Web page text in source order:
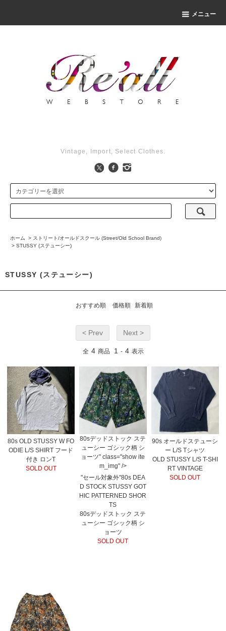
メニュー
Vintage, Import, Select Clothes.
ホーム > ストリート/オールドスクール (Street/Old School Brand)
> STUSSY (ステューシー)
STUSSY (ステューシー)
おすすめ順 価格順 新着順
< Prev Next >
全 4 商品 1 - 4 表示
80s OLD STUSSY W FO
ODIE L/S SHIRT フード
付き ロンT
SOLD OUT
80sデッドストック ステ
ューシー ゴシック柄 シ
ョーツ" class="show ite
m_img" />
"セール対象外"80s DEA
D STOCK STUSSY GOT
HIC PATTERNED SHOR
TS
80sデッドストック ステ
ューシー ゴシック柄 シ
ョーツ
SOLD OUT
90s オールドステューシ
ー L/S Tシャツ
OLD STUSSY L/S T-SHI
RT VINTAGE
SOLD OUT